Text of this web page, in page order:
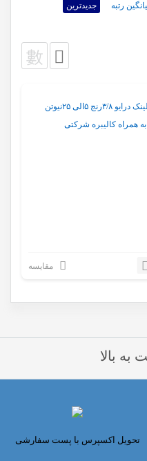
رتبه جدیدترین
کیت کامل ترکمتر فلینک درایو ۳/۸رنج ۵الی ۲۵نیوتن
همراه کالیبره شرکتی
مقایسه
به بالا
تحویل اکسپرس با پست سفارشی